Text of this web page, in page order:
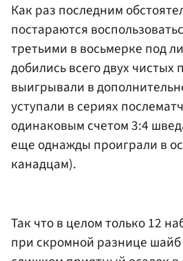
Как раз последним
постараются
третьими в восьмерке под
добились всего двух чистых
выигрывали в
уступали в сериях
одинаковым счетом 3:4
еще однажды проиграли в
канадцам).
Так что в целом только 12
при скромной разнице шайб